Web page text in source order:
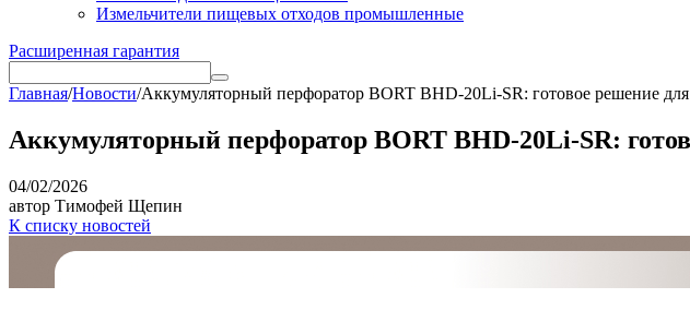
Измельчители пищевых отходов промышленные
Расширенная гарантия
Главная/Новости/Аккумуляторный перфоратор BORT BHD-20Li-SR: готовое решение
Аккумуляторный перфоратор BORT BHD-20Li-SR:
04/02/2026
автор Тимофей Щепин
К списку новостей